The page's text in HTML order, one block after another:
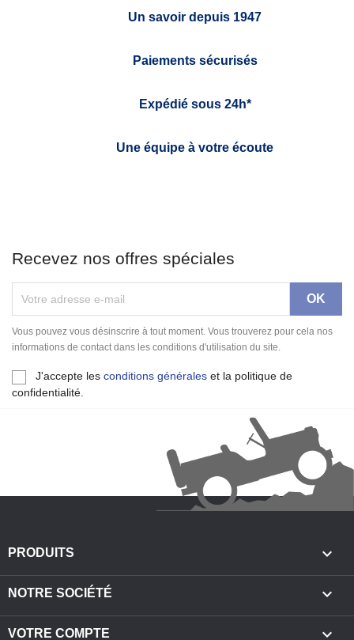
Un savoir depuis 1947
Paiements sécurisés
Expédié sous 24h*
Une équipe à votre écoute
Recevez nos offres spéciales
Vous pouvez vous désinscrire à tout moment. Vous trouverez pour cela nos
informations de contact dans les conditions d'utilisation du site.
J'accepte les conditions générales et la politique de
confidentialité.
PRODUITS 
NOTRE SOCIÉTÉ 
VOTRE COMPTE 